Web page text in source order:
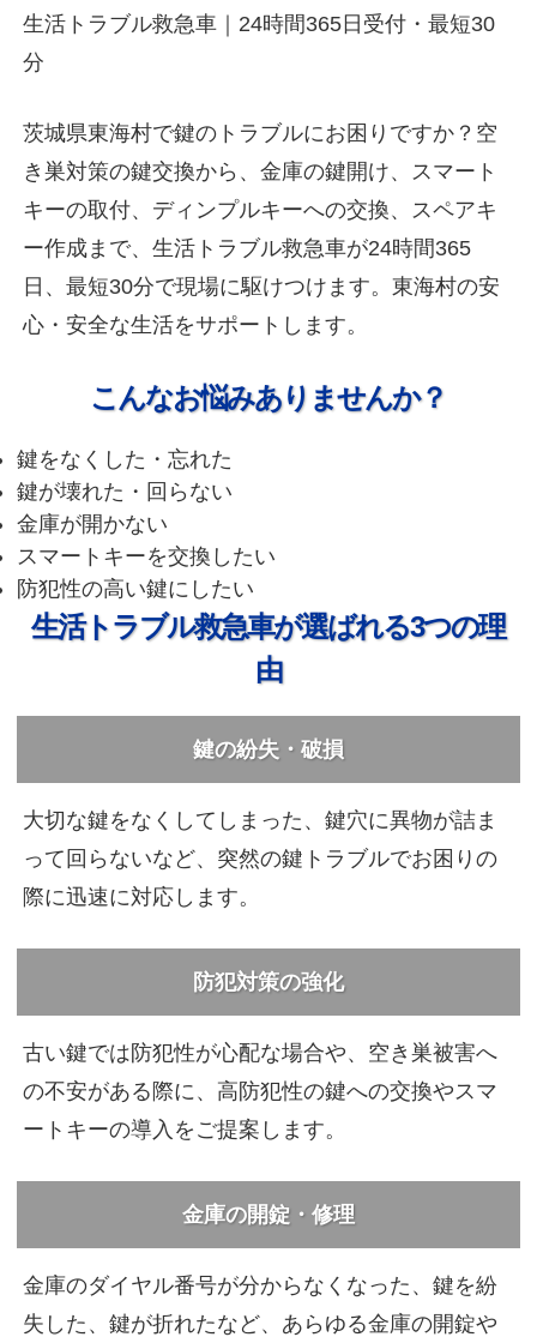
生活トラブル救急車｜24時間365日受付・最短30
分
茨城県東海村で鍵のトラブルにお困りですか？空
き巣対策の鍵交換から、金庫の鍵開け、スマート
キーの取付、ディンプルキーへの交換、スペアキ
ー作成まで、生活トラブル救急車が24時間365
日、最短30分で現場に駆けつけます。東海村の安
心・安全な生活をサポートします。
こんなお悩みありませんか？
鍵をなくした・忘れた
鍵が壊れた・回らない
金庫が開かない
スマートキーを交換したい
防犯性の高い鍵にしたい
生活トラブル救急車が選ばれる3つの理
由
鍵の紛失・破損
大切な鍵をなくしてしまった、鍵穴に異物が詰ま
って回らないなど、突然の鍵トラブルでお困りの
際に迅速に対応します。
防犯対策の強化
古い鍵では防犯性が心配な場合や、空き巣被害へ
の不安がある際に、高防犯性の鍵への交換やスマ
ートキーの導入をご提案します。
金庫の開錠・修理
金庫のダイヤル番号が分からなくなった、鍵を紛
失した、鍵が折れたなど、あらゆる金庫の開錠や